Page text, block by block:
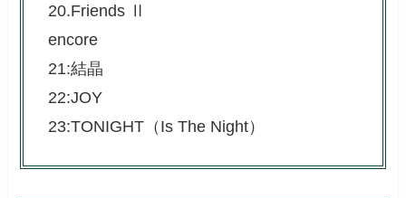
20.Friends Ⅱ
encore
21:結晶
22:JOY
23:TONIGHT（Is The Night）